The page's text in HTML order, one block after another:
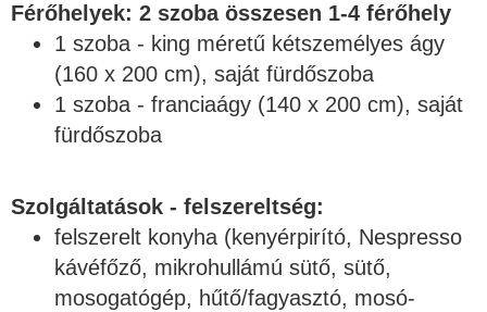
Férőhelyek: 2 szoba összesen 1-4 férőhely
1 szoba - king méretű kétszemélyes ágy
(160 x 200 cm), saját fürdőszoba
1 szoba - franciaágy (140 x 200 cm), saját
fürdőszoba
Szolgáltatások - felszereltség:
felszerelt konyha (kenyérpirító, Nespresso
kávéfőző, mikrohullámú sütő, sütő,
mosogatógép, hűtő/fagyasztó, mosó-